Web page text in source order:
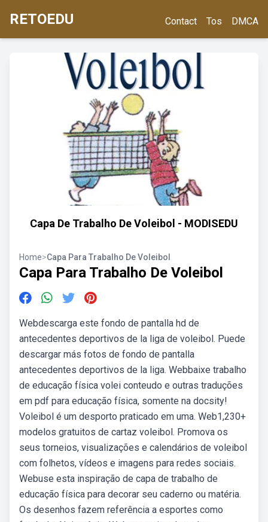
RETOEDU Contact Tos DMCA
Capa De Trabalho De Voleibol - MODISEDU
Home>Capa Para Trabalho De Voleibol
Capa Para Trabalho De Voleibol
Webdescarga este fondo de pantalla hd de
antecedentes deportivos de la liga de voleibol. Puede
descargar más fotos de fondo de pantalla
antecedentes deportivos de la liga. Webbaixe trabalho
de educação física volei conteudo e outras traduções
em pdf para educação física, somente na docsity!
Voleibol é um desporto praticado em uma. Web1,230+
modelos gratuitos de cartaz voleibol. Promova os
seus torneios, visualizações e calendários de voleibol
com folhetos, vídeos e imagens para redes sociais.
Webuse esta inspiração de capa de trabalho de
educação física para decorar seu caderno ou matéria.
Os desenhos fazem referência a esportes como